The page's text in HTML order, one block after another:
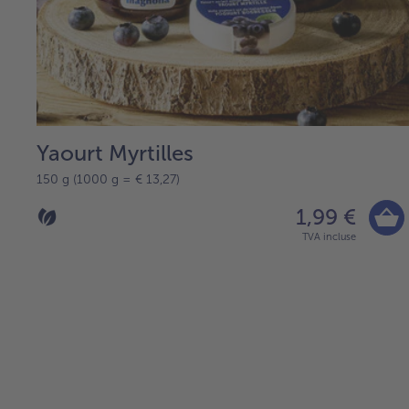
Yaourt Myrtilles
150 g (1000 g = € 13,27)
1,99 €
TVA incluse